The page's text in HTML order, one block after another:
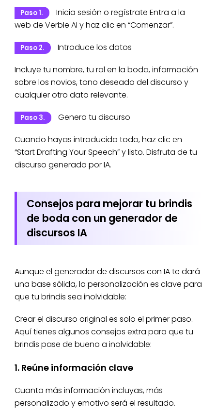
Paso 1.
Inicia sesión o regístrate Entra a la
web de Verble AI y haz clic en “Comenzar”.
Paso 2.
Introduce los datos
Incluye tu nombre, tu rol en la boda, información
sobre los novios, tono deseado del discurso y
cualquier otro dato relevante.
Paso 3.
Genera tu discurso
Cuando hayas introducido todo, haz clic en
“Start Drafting Your Speech” y listo. Disfruta de tu
discurso generado por IA.
Consejos para mejorar tu brindis
de boda con un generador de
discursos IA
Aunque el generador de discursos con IA te dará
una base sólida, la personalización es clave para
que tu brindis sea inolvidable:
Crear el discurso original es solo el primer paso.
Aquí tienes algunos consejos extra para que tu
brindis pase de bueno a inolvidable:
1. Reúne información clave
Cuanta más información incluyas, más
personalizado y emotivo será el resultado.